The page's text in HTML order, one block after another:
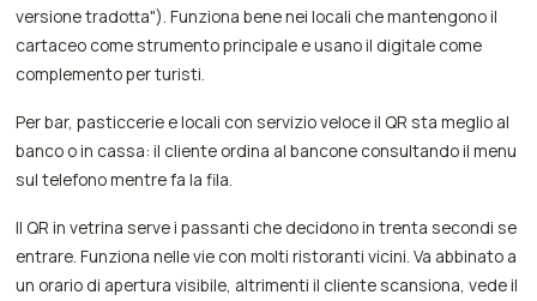
versione tradotta"). Funziona bene nei locali che mantengono il
cartaceo come strumento principale e usano il digitale come
complemento per turisti.
Per bar, pasticcerie e locali con servizio veloce il QR sta meglio al
banco o in cassa: il cliente ordina al bancone consultando il menu
sul telefono mentre fa la fila.
Il QR in vetrina serve i passanti che decidono in trenta secondi se
entrare. Funziona nelle vie con molti ristoranti vicini. Va abbinato a
un orario di apertura visibile, altrimenti il cliente scansiona, vede il